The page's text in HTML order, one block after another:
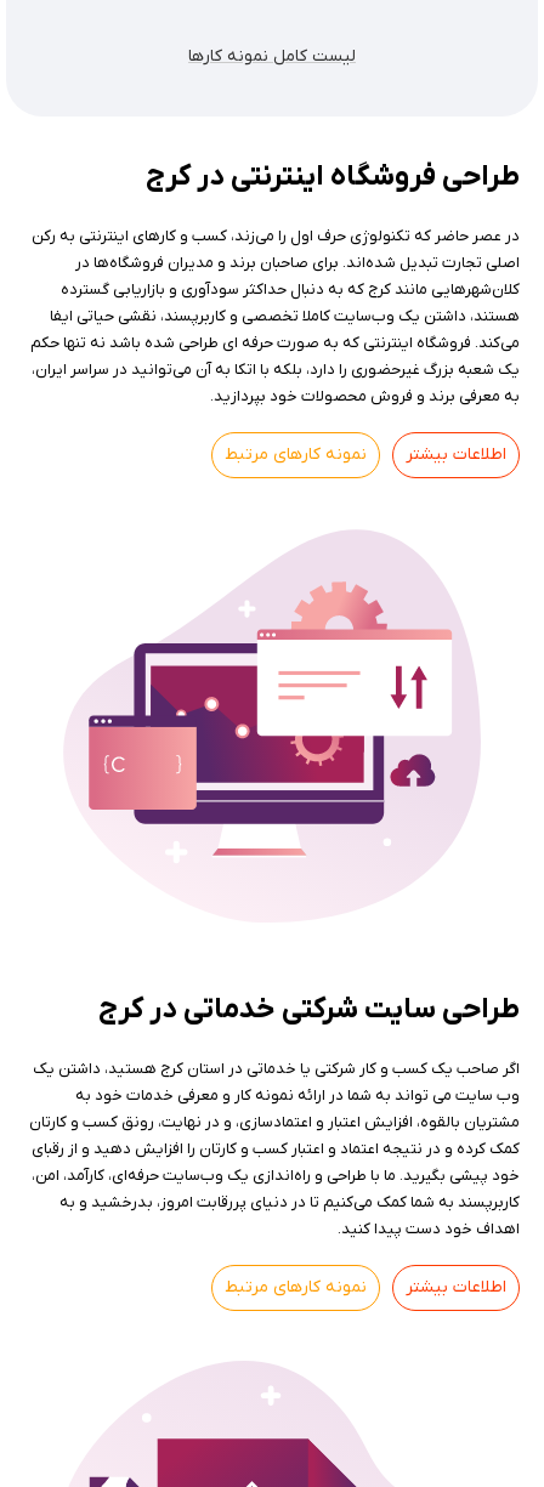
لیست کامل نمونه کارها
طراحی فروشگاه اینترنتی در کرج
در عصر حاضر که تکنولوژی حرف اول را می‌زند، کسب و کارهای اینترنتی به رکن
اصلی تجارت تبدیل شده‌اند. برای صاحبان برند و مدیران فروشگاه‌ها در
کلان‌شهرهایی مانند کرج که به دنبال حداکثر سودآوری و بازاریابی گسترده
هستند، داشتن یک وب‌سایت کاملا تخصصی و کاربرپسند، نقشی حیاتی ایفا
می‌کند. فروشگاه اینترنتی که به صورت حرفه ای طراحی شده باشد نه تنها حکم
یک شعبه بزرگ غیرحضوری را دارد، بلکه با اتکا به آن می‌توانید در سراسر ایران،
به معرفی برند و فروش محصولات خود بپردازید.
اطلاعات بیشتر نمونه کارهای مرتبط
طراحی سایت شرکتی خدماتی در کرج
اگر صاحب یک کسب و کار شرکتی یا خدماتی در استان کرج هستید، داشتن یک
وب سایت می تواند به شما در ارائه نمونه کار و معرفی خدمات خود به
مشتریان بالقوه، افزایش اعتبار و اعتمادسازی، و در نهایت، رونق کسب و کارتان
کمک کرده و در نتیجه اعتماد و اعتبار کسب و کارتان را افزایش دهید و از رقبای
خود پیشی بگیرید. ما با طراحی و راه‌اندازی یک وب‌سایت حرفه‌ای، کارآمد، امن،
کاربرپسند به شما کمک می‌کنیم تا در دنیای پررقابت امروز، بدرخشید و به
اهداف خود دست پیدا کنید.
اطلاعات بیشتر نمونه کارهای مرتبط